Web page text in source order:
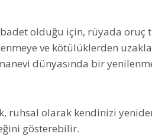
olduğu için, rüyada oruç
ve kötülüklerden
dünyasında bir
ruhsal olarak kendinizi
gösterebilir.